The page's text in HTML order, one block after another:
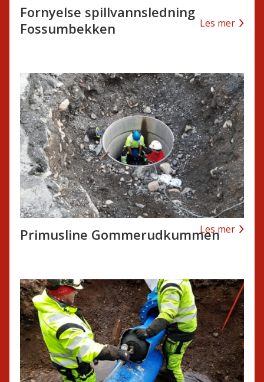
Fornyelse spillvannsledning
Fossumbekken
Les mer
Primusline Gommerudkummen
Les mer